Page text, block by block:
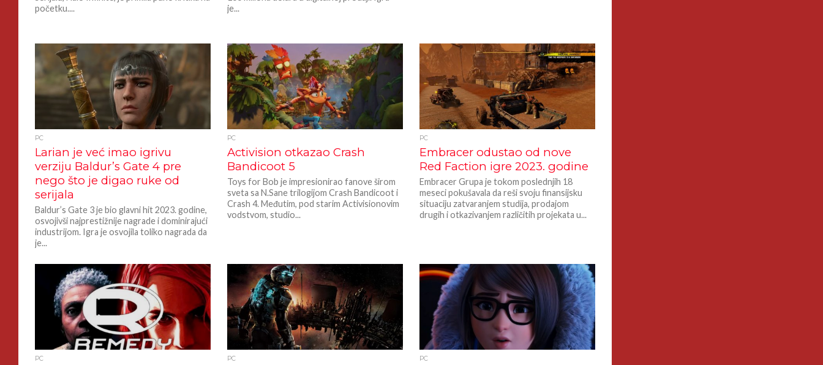
početku....
je...
PC
Larian je već imao igrivu
verziju Baldur’s Gate 4 pre
nego što je digao ruke od
serijala
Baldur’s Gate 3 je bio glavni hit 2023. godine,
osvojivši najprestižnije nagrade i dominirajući
industrijom. Igra je osvojila toliko nagrada da
je...
PC
Activision otkazao Crash
Bandicoot 5
Toys for Bob je impresionirao fanove širom
sveta sa N.Sane trilogijom Crash Bandicoot i
Crash 4. Međutim, pod starim Activisionovim
vodstvom, studio...
PC
Embracer odustao od nove
Red Faction igre 2023. godine
Embracer Grupa je tokom poslednjih 18
meseci pokušavala da reši svoju finansijsku
situaciju zatvaranjem studija, prodajom
drugih i otkazivanjem različitih projekata u...
PC PC PC